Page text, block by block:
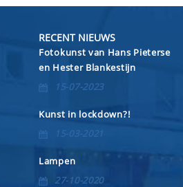
RECENT NIEUWS
Fotokunst van Hans Pieterse
en Hester Blankestijn
15-07-2023
Kunst in lockdown?!
15-03-2021
Lampen
27-10-2020